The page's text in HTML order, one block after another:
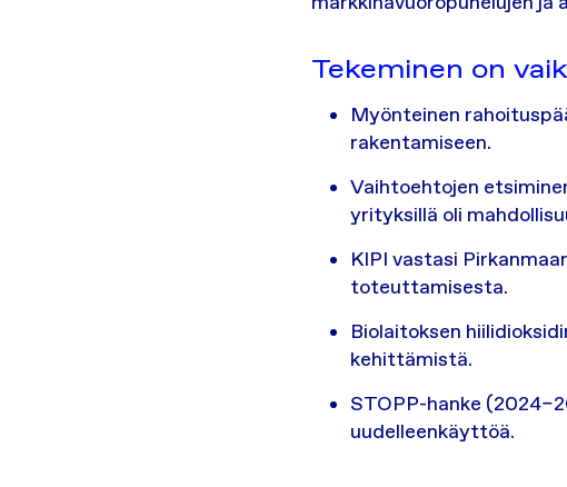
Tekeminen on
Myönteinen
rakentamiseen.
Vaihtoehtojen
yrityksillä oli
KIPI vastasi
toteuttamisesta.
Biolaitoksen
kehittämistä.
STOPP-hanke
uudelleenkäyttöä.